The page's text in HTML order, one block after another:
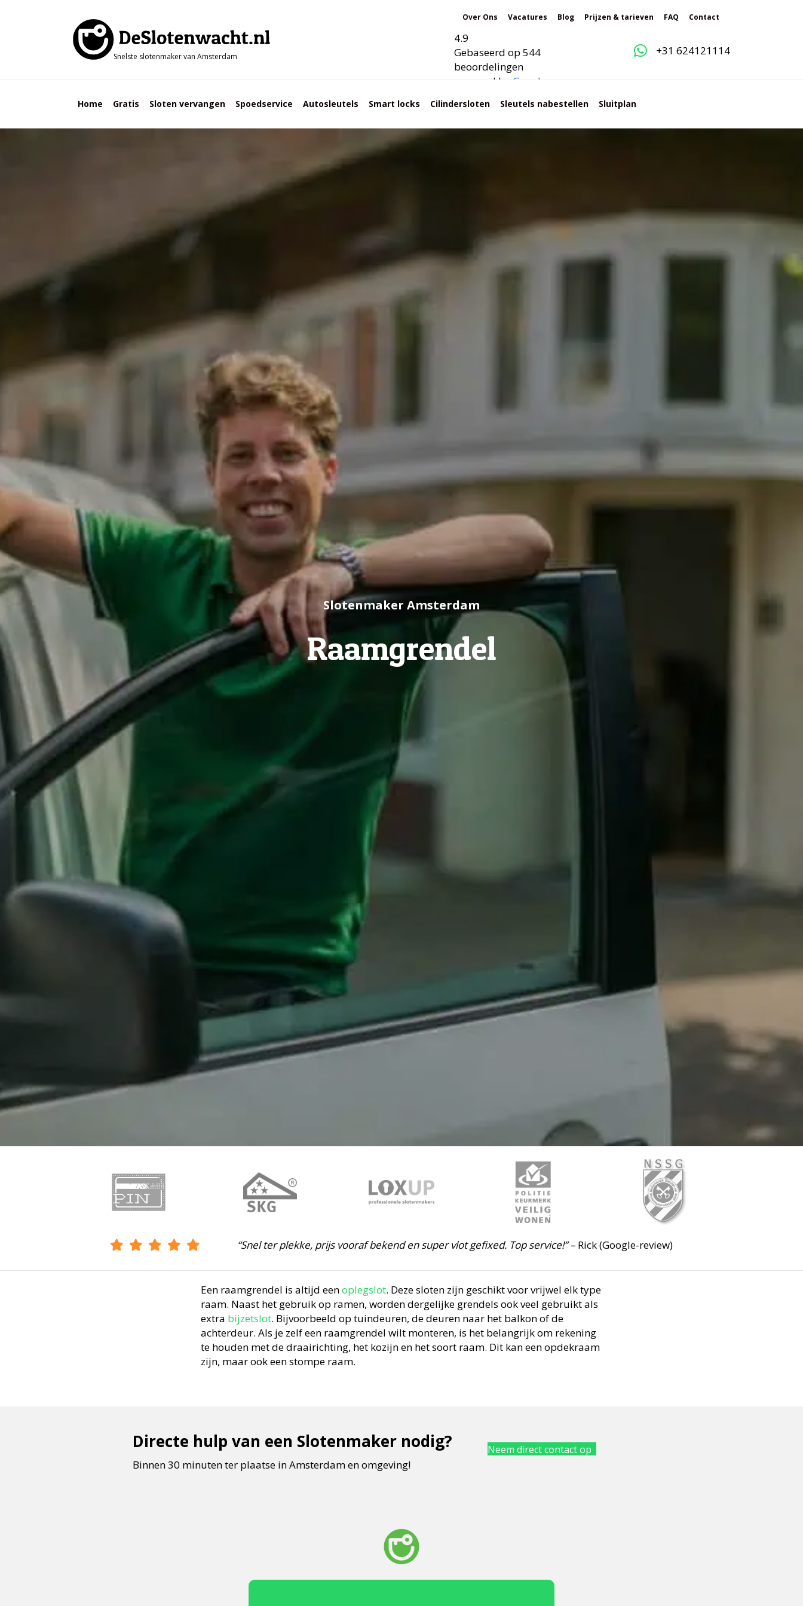
Over Ons Vacatures Blog Prijzen & tarieven FAQ Contact
Snelste slotenmaker van Amsterdam
4.9
Gebaseerd op 544
beoordelingen
powered by G l
+31 624121114
Home Gratis Sloten vervangen Spoedservice Autosleutels Smart locks Cilindersloten Sleutels nabestellen Sluitplan
Slotenmaker Amsterdam
Raamgrendel
“Snel ter plekke, prijs vooraf bekend en super vlot gefixed. Top service!” – Rick (Google-review)
Een raamgrendel is altijd eenoplegslot. Deze sloten zijn geschikt voor vrijwel elk type
raam. Naast het gebruik op ramen, worden dergelijke grendels ook veel gebruikt als
extra bijzetslot. Bijvoorbeeld op tuindeuren, de deuren naar het balkon of de
achterdeur. Als je zelf een raamgrendel wilt monteren, is het belangrijk om rekening
te houden met de draairichting, het kozijn en het soort raam. Dit kan een opdekraam
zijn, maar ook een stompe raam.
Directe hulp van een Slotenmaker nodig?
Binnen 30 minuten ter plaatse in Amsterdam en omgeving!
Neem direct contact op